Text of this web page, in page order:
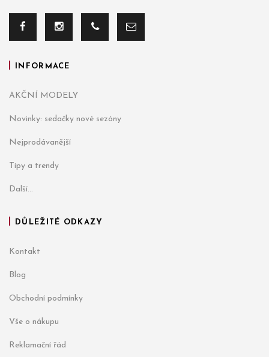
INFORMACE
AKČNÍ MODELY
Novinky: sedačky nové sezóny
Nejprodávanější
Tipy a trendy
Další...
DŮLEŽITÉ ODKAZY
Kontakt
Blog
Obchodní podmínky
Vše o nákupu
Reklamační řád